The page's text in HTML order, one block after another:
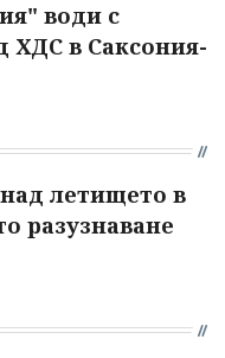
води с
ХДС в Саксония-
летището в
разузнаване